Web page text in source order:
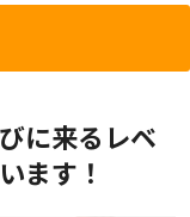
に来るレベ
ます！